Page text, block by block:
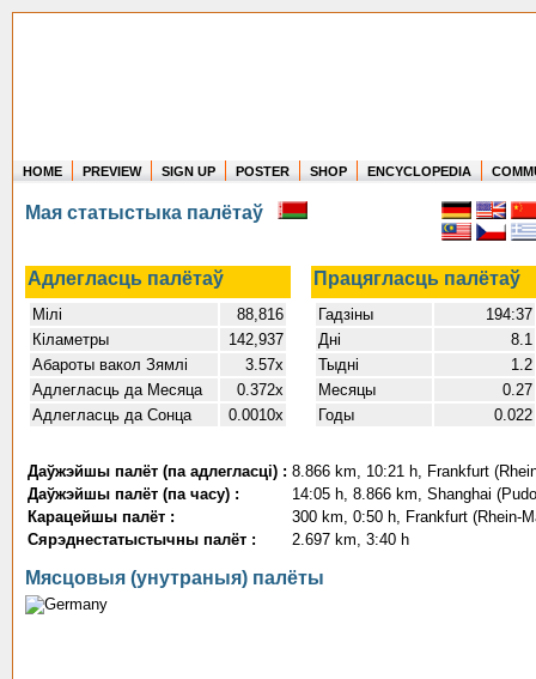
Where in the world have you flown?
How long have you been in the air?
Create your own FlightMemory and see!
HOME PREVIEW SIGN UP POSTER SHOP ENCYCLOPEDIA
Мая статыстыка палётаў
Адлегласць палётаў Працягласць палётаў
Мілі
88,816
Кіламетры
142,937
Абароты вакол Зямлі
3.57x
Адлегласць да Месяца
0.372x
Адлегласць да Сонца
0.0010x
Гадзіны
194:37
Дні
8.1
Тыдні
1.2
Месяцы
0.27
Годы
0.022
Даўжэйшы палёт (па адлегласці) : 8.866 km, 10:21 h, Frankfurt
Даўжэйшы палёт (па часу) :
14:05 h, 8.866 km, Shanghai
Карацейшы палёт :
300 km, 0:50 h, Frankfurt (Rhein-
Сярэднестатыстычны палёт :
2.697 km, 3:40 h
Мясцовыя (унутраныя) палёты